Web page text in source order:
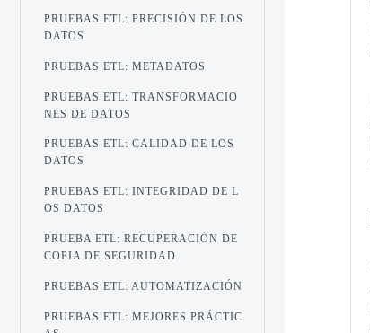
PRUEBAS ETL: PRECISIÓN DE LOS
DATOS
PRUEBAS ETL: METADATOS
PRUEBAS ETL: TRANSFORMACIO
NES DE DATOS
PRUEBAS ETL: CALIDAD DE LOS
DATOS
PRUEBAS ETL: INTEGRIDAD DE L
OS DATOS
PRUEBA ETL: RECUPERACIÓN DE
COPIA DE SEGURIDAD
PRUEBAS ETL: AUTOMATIZACIÓN
PRUEBAS ETL: MEJORES PRÁCTIC